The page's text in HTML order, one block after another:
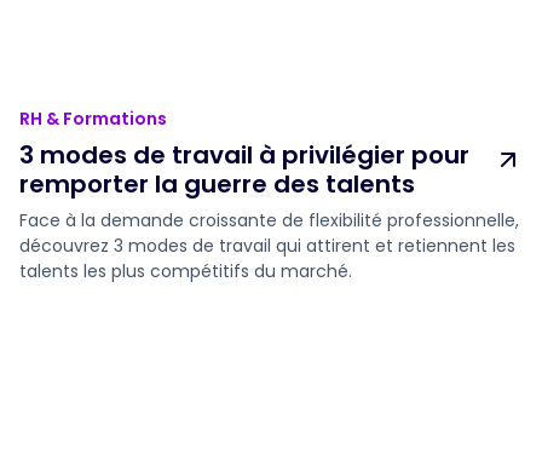
RH & Formations
3 modes de travail à privilégier pour
remporter la guerre des talents
Face à la demande croissante de flexibilité professionnelle,
découvrez 3 modes de travail qui attirent et retiennent les
talents les plus compétitifs du marché.